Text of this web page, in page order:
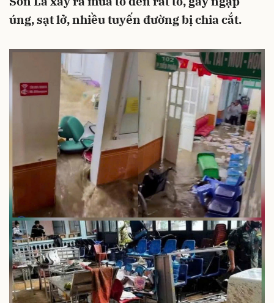
úng, sạt lở, nhiều tuyến đường bị chia cắt.